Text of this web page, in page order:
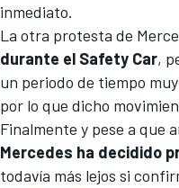
inmediato.
La otra protesta de
durante el Safety Car,
un periodo de tiempo
por lo que dicho
Finalmente y pese a que
Mercedes ha decidido
todavía más lejos si